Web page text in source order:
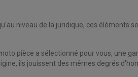
niveau de la juridique, ces éléments
pièce a sélectionné pour vous, une
ils jouissent des mêmes degrés